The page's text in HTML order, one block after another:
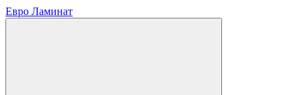
Евро Ламинат